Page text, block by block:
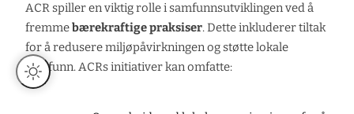
ACR spiller en viktig rolle i samfunnsutviklingen ved å
fremmebærekraftige praksiser. Dette inkluderer tiltak
for å redusere miljøpåvirkningen og støtte lokale
samfunn. ACRs initiativer kan omfatte: